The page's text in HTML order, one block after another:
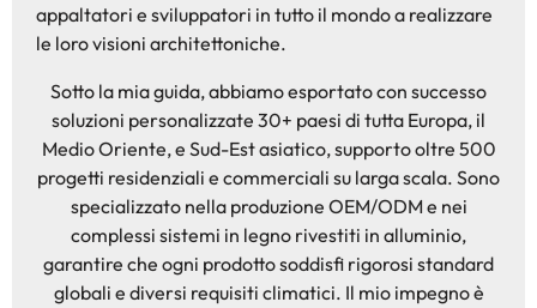
appaltatori e sviluppatori in tutto il mondo a realizzare
le loro visioni architettoniche.
Sotto la mia guida, abbiamo esportato con successo
soluzioni personalizzate 30+ paesi di tutta Europa, il
Medio Oriente, e Sud-Est asiatico, supporto oltre 500
progetti residenziali e commerciali su larga scala. Sono
specializzato nella produzione OEM/ODM e nei
complessi sistemi in legno rivestiti in alluminio,
garantire che ogni prodotto soddisfi rigorosi standard
globali e diversi requisiti climatici. Il mio impegno è